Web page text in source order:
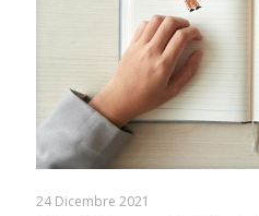
24 Dicembre 2021